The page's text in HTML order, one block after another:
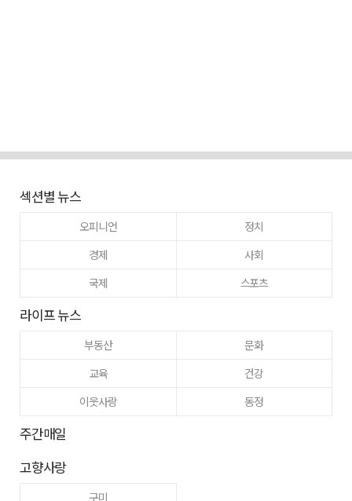
섹션별 뉴스
오피니언
정치
경제
사회
국제
스포츠
라이프 뉴스
부동산
문화
교육
건강
이웃사랑
동정
주간매일
고향사랑
구미